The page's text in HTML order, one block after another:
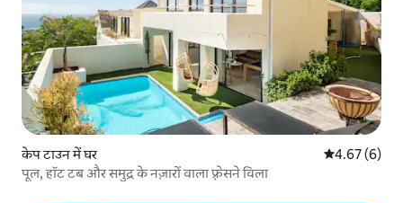
केप टाउन में घर औसत रेटिंग 5 में
4.67 (6)
पूल, हॉट टब और समुद्र के नज़ारों वाला फ़्रेसने विला